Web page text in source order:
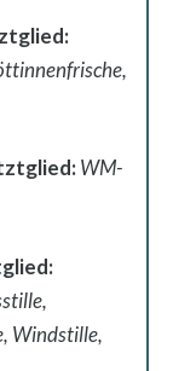
WM-
Windstille,